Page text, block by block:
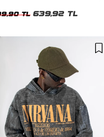
TL 639,92 TL